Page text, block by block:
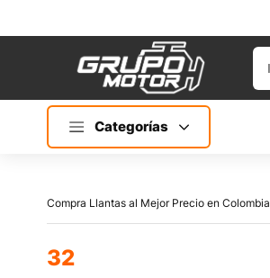
Categorías
Compra Llantas al Mejor Precio en Colombia
32